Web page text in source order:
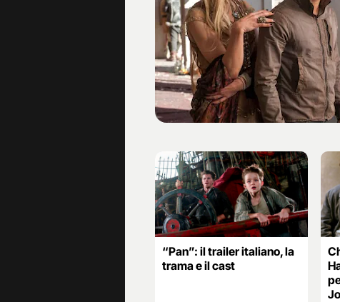
“Pan”: il trailer italiano, la
trama e il cast